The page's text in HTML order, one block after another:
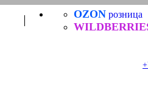
OZON розница